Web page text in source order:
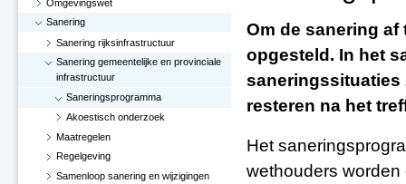
Om de sanering
opgesteld. In het
saneringssituaties
resteren na het
Het
wethouders
Omgevingswet
Sanering
Sanering rijksinfrastructuur
Sanering gemeentelijke en provinciale
infrastructuur
Saneringsprogramma
Akoestisch onderzoek
Maatregelen
Regelgeving
Samenloop sanering en wijzigingen